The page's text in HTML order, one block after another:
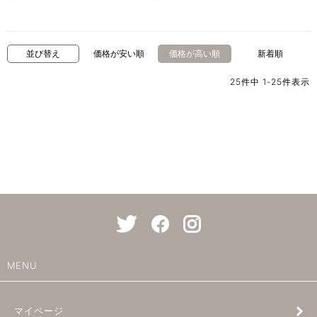
並び替え 価格が安い順 価格が高い順 新着順
25件中 1 -25件表示
MENU
マイページ